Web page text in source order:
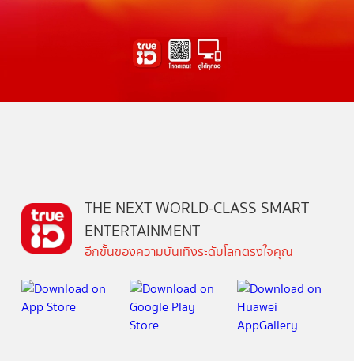
THE NEXT WORLD-CLASS SMART
ENTERTAINMENT
อีกขั้นของความบันเทิงระดับโลกตรงใจคุณ